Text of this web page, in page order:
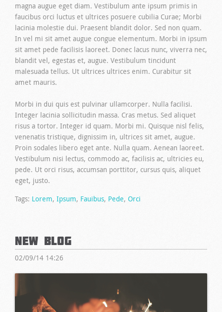
magna augue eget diam. Vestibulum ante ipsum primis in
faucibus orci luctus et ultrices posuere cubilia Curae; Morbi
lacinia molestie dui. Praesent blandit dolor. Sed non quam.
In vel mi sit amet augue congue elementum. Morbi in ipsum
sit amet pede facilisis laoreet. Donec lacus nunc, viverra nec,
blandit vel, egestas et, augue. Vestibulum tincidunt
malesuada tellus. Ut ultrices ultrices enim. Curabitur sit
amet mauris.
Morbi in dui quis est pulvinar ullamcorper. Nulla facilisi.
Integer lacinia sollicitudin massa. Cras metus. Sed aliquet
risus a tortor. Integer id quam. Morbi mi. Quisque nisl felis,
venenatis tristique, dignissim in, ultrices sit amet, augue.
Proin sodales libero eget ante. Nulla quam. Aenean laoreet.
Vestibulum nisi lectus, commodo ac, facilisis ac, ultricies eu,
pede. Ut orci risus, accumsan porttitor, cursus quis, aliquet
eget, justo.
Tags: Lorem, Ipsum, Fauibus, Pede, Orci
New Blog
02/09/14 14:26